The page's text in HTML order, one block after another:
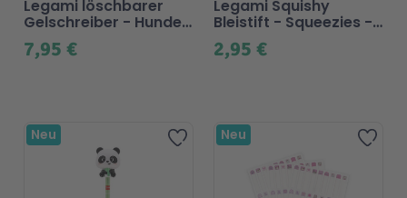
7,95 €
Legami löschbarer
Gelschreiber - Hunde
3-er Set 2,95 €
Legami Squishy
Bleistift - Squeezies -
Kitty
Zur Wunschliste hinzufügen
Neu Zur
Neu